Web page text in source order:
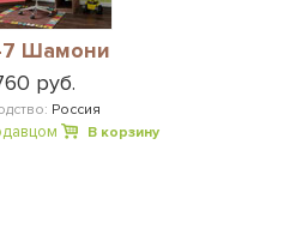
7 Шамони
руб.
Россия
В корзину